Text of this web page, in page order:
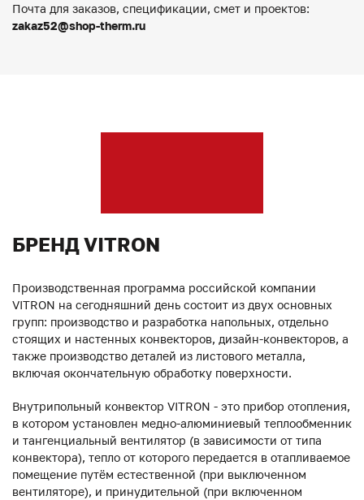
Почта для заказов, спецификации, смет и проектов:
zakaz52@shop-therm.ru
БРЕНД VITRON
Производственная программа российской компании
VITRON на сегодняшний день состоит из двух основных
групп: производство и разработка напольных, отдельно
стоящих и настенных конвекторов, дизайн-конвекторов, а
также производство деталей из листового металла,
включая окончательную обработку поверхности.
Внутрипольный конвектор VITRON - это прибор отопления,
в котором установлен медно-алюминиевый теплообменник
и тангенциальный вентилятор (в зависимости от типа
конвектора), тепло от которого передается в отапливаемое
помещение путём естественной (при выключенном
вентиляторе), и принудительной (при включенном